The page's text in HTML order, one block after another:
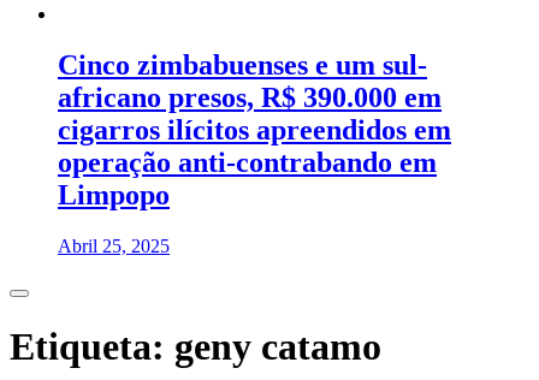
Cinco zimbabuenses e um sul-
africano presos, R$ 390.000 em
cigarros ilícitos apreendidos em
operação anti-contrabando em
Limpopo
Abril 25, 2025
Etiqueta: geny catamo